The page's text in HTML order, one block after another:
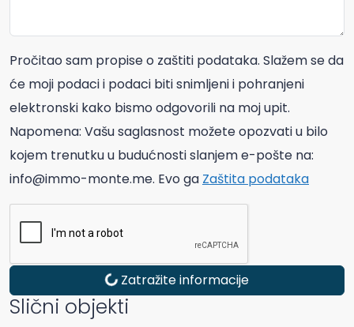
Pročitao sam propise o zaštiti podataka. Slažem se da
će moji podaci i podaci biti snimljeni i pohranjeni
elektronski kako bismo odgovorili na moj upit.
Napomena: Vašu saglasnost možete opozvati u bilo
kojem trenutku u budućnosti slanjem e-pošte na:
info@immo-monte.me. Evo ga Zaštita podataka
Zatražite informacije
Slični objekti